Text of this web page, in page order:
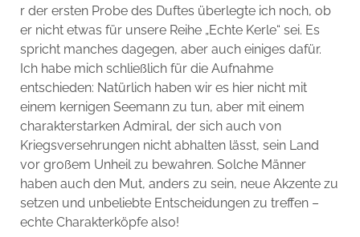
r der ersten Probe des Duftes überlegte ich noch, ob
er nicht etwas für unsere Reihe „Echte Kerle“ sei. Es
spricht manches dagegen, aber auch einiges dafür.
Ich habe mich schließlich für die Aufnahme
entschieden: Natürlich haben wir es hier nicht mit
einem kernigen Seemann zu tun, aber mit einem
charakterstarken Admiral, der sich auch von
Kriegsversehrungen nicht abhalten lässt, sein Land
vor großem Unheil zu bewahren. Solche Männer
haben auch den Mut, anders zu sein, neue Akzente zu
setzen und unbeliebte Entscheidungen zu treffen –
echte Charakterköpfe also!